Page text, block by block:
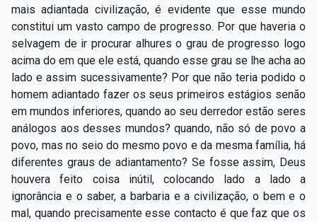
mais adiantada civilização, é evidente que esse mundo
constitui um vasto campo de progresso. Por que haveria o
selvagem de ir procurar alhures o grau de progresso logo
acima do em que ele está, quando esse grau se lhe acha ao
lado e assim sucessivamente? Por que não teria podido o
homem adiantado fazer os seus primeiros estágios senão
em mundos inferiores, quando ao seu derredor estão seres
análogos aos desses mundos? quando, não só de povo a
povo, mas no seio do mesmo povo e da mesma família, há
diferentes graus de adiantamento? Se fosse assim, Deus
houvera feito coisa inútil, colocando lado a lado a
ignorância e o saber, a barbaria e a civilização, o bem e o
mal, quando precisamente esse contacto é que faz que os